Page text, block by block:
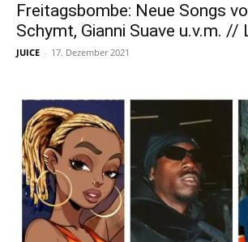
Freitagsbombe: Neue Songs
Schymt, Gianni Suave u.v.m. //
JUICE - 17. Dezember 2021